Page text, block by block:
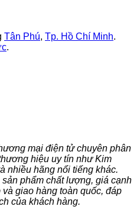
Tân Phú, Tp. Hồ Chí Minh.
.
mại điện tử chuyên phân
hiệu uy tín như Kim
nhiều hãng nổi tiếng khác.
phẩm chất lượng, giá cạnh
giao hàng toàn quốc, đáp
của khách hàng.